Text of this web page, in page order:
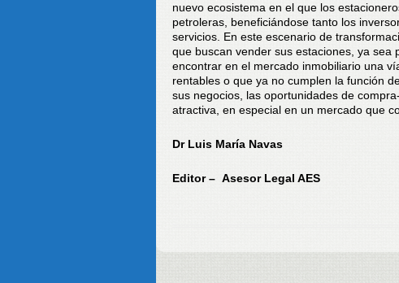
nuevo ecosistema en el que los
petroleras, beneficiándose tanto los
servicios. En este escenario de
que buscan vender sus estaciones, ya sea
encontrar en el mercado inmobiliario una
rentables o que ya no cumplen la función
sus negocios, las oportunidades de
atractiva, en especial en un mercado que
Dr Luis María Navas
Editor – Asesor Legal AES